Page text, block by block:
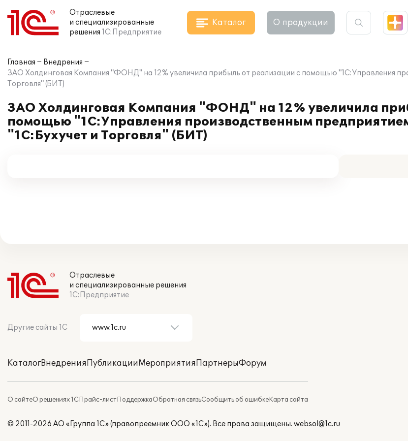
Отраслевые
и специализированные
решения 1С:Предприятие
Каталог О продукции
Главная
Внедрения
ЗАО Холдинговая Компания "ФОНД" на 12% увеличила прибыль от реализации с помощью "1С:Управления
Торговля" (БИТ)
ЗАО Холдинговая Компания "ФОНД" на 12% увеличила
помощью "1С:Управления производственным
"1С:Бухучет и Торговля" (БИТ)
Отраслевые
и специализированные решения
1С:Предприятие
Другие сайты 1С
КаталогВнедренияПубликацииМероприятияПартнерыФорум
О сайтеО решениях 1СПрайс-листПоддержкаОбратная связьСообщить об ошибкеКарта сайта
© 2011-2026 АО «Группа 1С» (правопреемник ООО «1С»). Все права защищены. websol@1c.ru